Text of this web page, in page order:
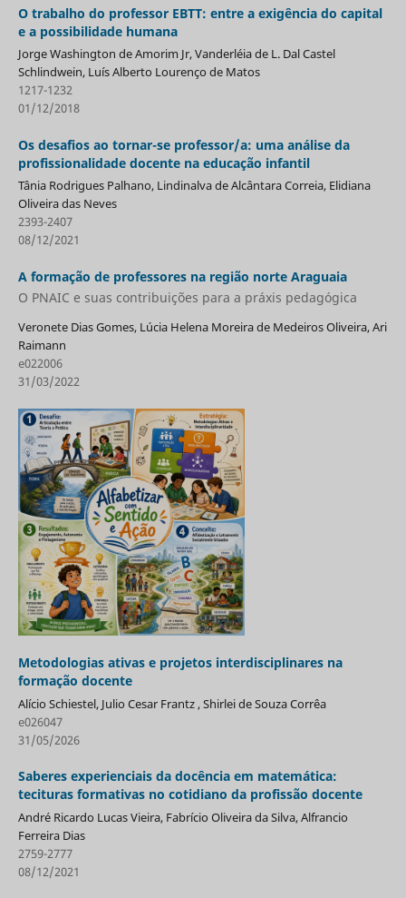
O trabalho do professor EBTT: entre a exigência do capital
e a possibilidade humana
Jorge Washington de Amorim Jr, Vanderléia de L. Dal Castel
Schlindwein, Luís Alberto Lourenço de Matos
1217-1232
01/12/2018
Os desafios ao tornar-se professor/a: uma análise da
profissionalidade docente na educação infantil
Tânia Rodrigues Palhano, Lindinalva de Alcântara Correia, Elidiana
Oliveira das Neves
2393-2407
08/12/2021
A formação de professores na região norte Araguaia
O PNAIC e suas contribuições para a práxis pedagógica
Veronete Dias Gomes, Lúcia Helena Moreira de Medeiros Oliveira, Ari
Raimann
e022006
31/03/2022
Metodologias ativas e projetos interdisciplinares na
formação docente
Alício Schiestel, Julio Cesar Frantz , Shirlei de Souza Corrêa
e026047
31/05/2026
Saberes experienciais da docência em matemática:
tecituras formativas no cotidiano da profissão docente
André Ricardo Lucas Vieira, Fabrício Oliveira da Silva, Alfrancio
Ferreira Dias
2759-2777
08/12/2021